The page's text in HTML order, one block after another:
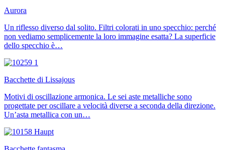
Aurora
Un riflesso diverso dal solito. Filtri colorati in uno specchio: perché
non vediamo semplicemente la loro immagine esatta? La superficie
dello specchio è…
Bacchette di Lissajous
Motivi di oscillazione armonica. Le sei aste metalliche sono
progettate per oscillare a velocità diverse a seconda della direzione.
Un’asta metallica con un…